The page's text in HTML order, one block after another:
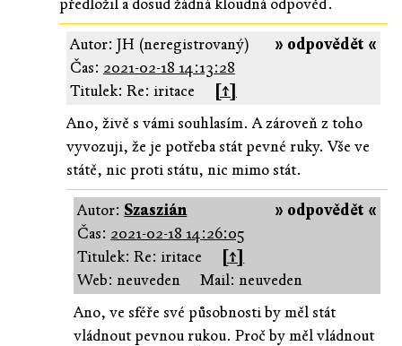
předložil a dosud žádná kloudná odpověď.
» odpovědět «
Autor: JH (neregistrovaný)
Čas: 2021-02-18 14:13:28
Titulek: Re: iritace
[↑]
Ano, živě s vámi souhlasím. A zároveň z toho
vyvozuji, že je potřeba stát pevné ruky. Vše ve
státě, nic proti státu, nic mimo stát.
» odpovědět «
Autor: Szaszián
Čas: 2021-02-18 14:26:05
Titulek: Re: iritace
[↑]
Web: neuveden
Mail: neuveden
Ano, ve sféře své působnosti by měl stát
vládnout pevnou rukou. Proč by měl vládnout